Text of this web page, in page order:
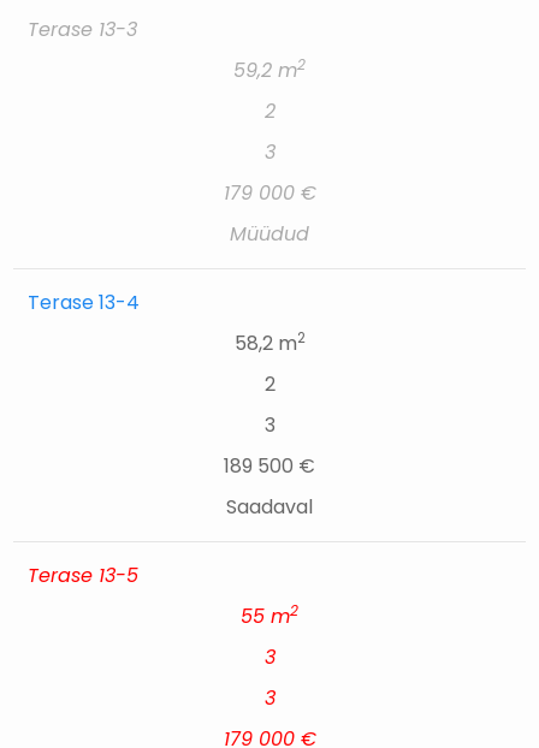
Terase 13-3
59,2 m2
2
3
179 000 €
Müüdud
Terase 13-4
58,2 m2
2
3
189 500 €
Saadaval
Terase 13-5
55 m2
3
3
179 000 €